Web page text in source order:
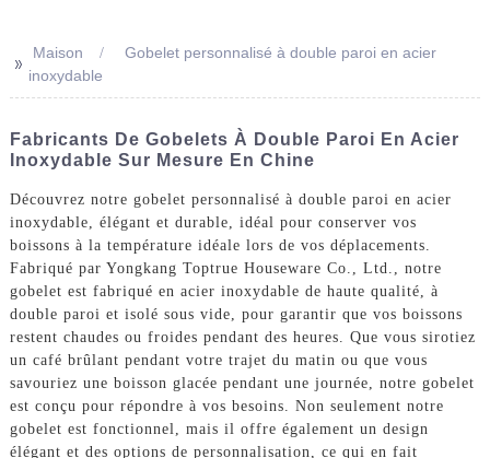
>> Maison
Gobelet personnalisé à double paroi en acier
inoxydable
Fabricants De Gobelets À Double Paroi En Acier
Inoxydable Sur Mesure En Chine
Découvrez notre gobelet personnalisé à double paroi en acier
inoxydable, élégant et durable, idéal pour conserver vos
boissons à la température idéale lors de vos déplacements.
Fabriqué par Yongkang Toptrue Houseware Co., Ltd., notre
gobelet est fabriqué en acier inoxydable de haute qualité, à
double paroi et isolé sous vide, pour garantir que vos boissons
restent chaudes ou froides pendant des heures. Que vous sirotiez
un café brûlant pendant votre trajet du matin ou que vous
savouriez une boisson glacée pendant une journée, notre gobelet
est conçu pour répondre à vos besoins. Non seulement notre
gobelet est fonctionnel, mais il offre également un design
élégant et des options de personnalisation, ce qui en fait